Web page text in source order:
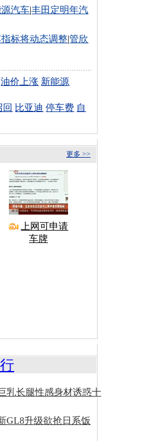
汽车|丰田定明年汽
标将动态调整|管欣
油价上涨 新能源
回 比亚迪 停车费 自
更多 >>
上网可申请
车牌
乳长腿性感身材诱惑十
GL8升级欲抢日系饭